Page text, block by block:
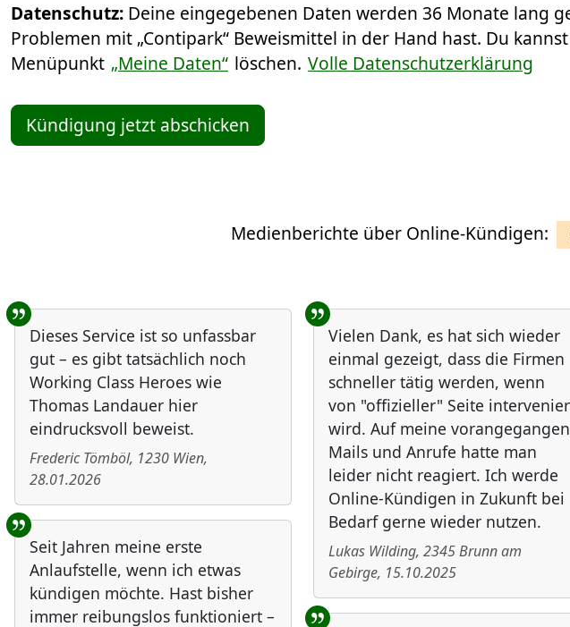
Datenschutz: Deine eingegebenen Daten werden 36 Monate lang
Problemen mit „Contipark“ Beweismittel in der Hand hast. Du
Menüpunkt „Meine Daten“ löschen. Volle Datenschutzerklärung
Kündigung jetzt abschicken
Medienberichte über Online-Kündigen:
Benutzer-Rückmeldungen
Dieses Service ist so unfassbar
gut – es gibt tatsächlich noch
Working Class Heroes wie
Thomas Landauer hier
eindrucksvoll beweist.
Frederic Tömböl, 1230 Wien,
28.01.2026
Vielen Dank, es hat sich wieder
einmal gezeigt, dass die Firmen
schneller tätig werden, wenn
von "offizieller" Seite
wird. Auf meine vorangegangen
Mails und Anrufe hatte man
leider nicht reagiert. Ich werde
Online-Kündigen in Zukunft bei
Bedarf gerne wieder nutzen.
Lukas Wilding, 2345Brunn am
Gebirge, 15.10.2025
Seit Jahren meine erste
Anlaufstelle, wenn ich etwas
kündigen möchte. Hast bisher
immer reibungslos funktioniert –